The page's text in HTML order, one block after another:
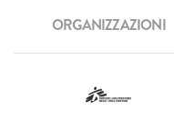
ORGANIZZAZIONI